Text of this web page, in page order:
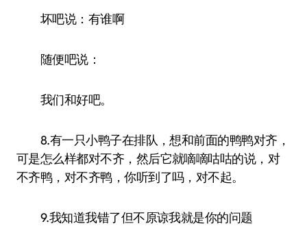
坏吧说：有谁啊
随便吧说：
我们和好吧。
8.有一只小鸭子在排队，想和前面的鸭鸭对齐，
可是怎么样都对不齐，然后它就嘀嘀咕咕的说，对
不齐鸭，对不齐鸭，你听到了吗，对不起。
9.我知道我错了但不原谅我就是你的问题